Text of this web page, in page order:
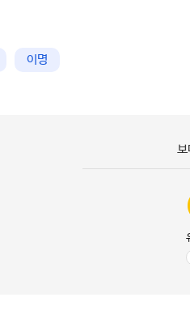
이명
보